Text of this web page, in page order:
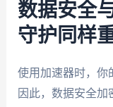
数据安全
守护同样
使用加速器时，你
因此，数据安全